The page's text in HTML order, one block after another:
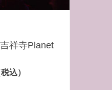
祥寺Planet
税込）